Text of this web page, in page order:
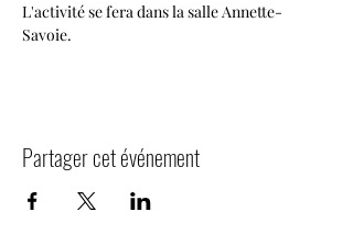
L'activité se fera dans la salle Annette-
Savoie.
Partager cet événement